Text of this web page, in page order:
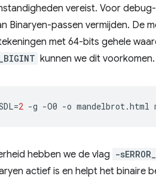
vereist. Voor
Binaryen-passen vermijden. De
met 64-bits gehele
kunnen we dit voorkomen.
=2 -g -O0 -o mandelbrot.html
hebben we de vlag -
actief is en helpt het binaire